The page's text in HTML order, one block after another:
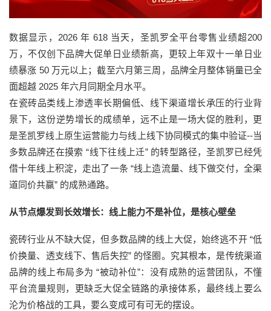
数据显示，2026 年 618 当天，圣凯罗全平台零售业绩超200
万，不仅创下品牌大促单日业绩新高，更较上年双十一单日业
绩暴涨 50 万元以上；截至六月第三周，品牌全月整体销量已全
面超越 2025 年六月同期全月水平。
在瓷砖品类线上渗透率长期偏低、线下渠道增长承压的行业背
景下，这份逆势增长的成绩单，远不止是一场大促的胜利，更
是圣凯罗线上原生运营能力与线上线下协同模式的集中验证--当
多数品牌还在摸索 “线下往线上迁” 的转型路径，圣凯罗已经凭
借十年线上积淀，走出了一条 “线上造流量、线下做交付，全渠
道同价共赢” 的成熟通路。
从节点爆发到长效增长：线上能力不是补位，是核心壁垒
瓷砖行业从不缺大促，但多数品牌的线上大促，始终逃不开 “低
价换量、透支线下、售后失控” 的怪圈。究其根本，是传统渠道
品牌的线上布局多为 “被动补位”：没有成熟的运营团队，不懂
平台流量规则，更缺乏大促全链路的承接体系，最终线上要么
沦为价格战的工具，要么变成可有可无的摆设。